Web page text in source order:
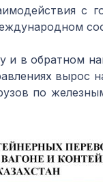
и в обратном
по